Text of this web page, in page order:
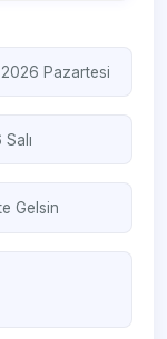
2026 Pazartesi
Gelsin